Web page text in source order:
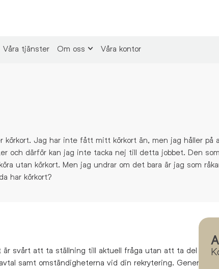
Våra tjänster Om oss Våra kontor
körkort. Jag har inte fått mitt körkort än, men jag håller
och därför kan jag inte tacka nej till detta jobbet. Den
utan körkort. Men jag undrar om det bara är jag som
har körkort?
svårt att ta ställning till aktuell fråga utan att ta del av
samt omständigheterna vid din rekrytering. Generellt